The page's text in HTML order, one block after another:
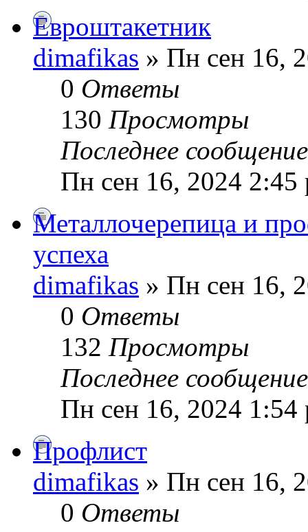
Евроштакетник
dimafikas » Пн сен 16,
0 Ответы
130 Просмотры
Последнее
Пн сен 16, 2024 2:45
Металлочерепица и
успеха
dimafikas » Пн сен 16,
0 Ответы
132 Просмотры
Последнее
Пн сен 16, 2024 1:54
Профлист
dimafikas » Пн сен 16,
0 Ответы